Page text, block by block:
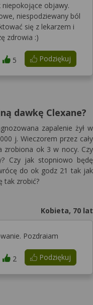
objawy.
niespodziewany ból
się z lekarzem i
zdrowia :)
Podziękuj
5
dawkę Clexane?
zapalenie żył w
j. Wieczorem przez cały
zrobiona ok 3 w nocy. Czy
Czy jak stopniowo będę
do ok godz 21 tak jak
tak zrobić?
Kobieta, 70 lat
Pozdraiam
Podziękuj
2